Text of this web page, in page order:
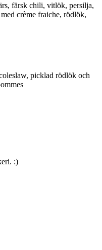
färsk chili, vitlök, persilja,
crème fraiche, rödlök,
picklad rödlök och
:)